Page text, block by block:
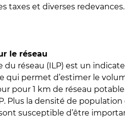
taxes et diverses redevances.
le réseau
du réseau (ILP) est un
qui permet d’estimer le
pour 1 km de réseau
Plus la densité de population
susceptible d’être